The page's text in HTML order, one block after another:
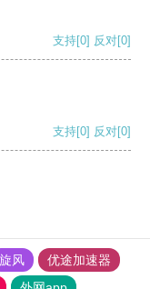
支持[0] 反对[0]
支持[0] 反对[0]
旋风
优途加速器